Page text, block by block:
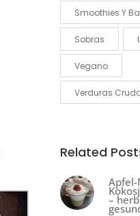
Smoothies Y
Sobras
Vegano
Verduras
Related
–